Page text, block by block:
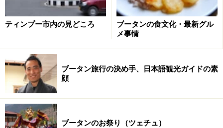
プナカ
プナカは1955年に首都がティンプーに遷都されるまでは
首都であった、古都の町です。標高がティンプーやパロ
よりも低く、約1200mということからも避寒地としての
一面もあります。地理的には父川と母川という二つの川
ティンプー市内の見どころ
ブータンの食文化・最新グル
メ事情
ブータン旅行の決め手、日本語観光ガイドの素
顔
ブータンのお祭り（ツェチュ）